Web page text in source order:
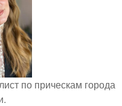
по прическам города